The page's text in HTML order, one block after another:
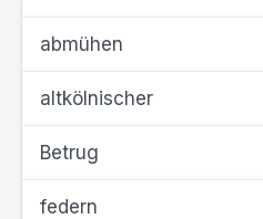
abmühen
altkölnischer
Betrug
federn